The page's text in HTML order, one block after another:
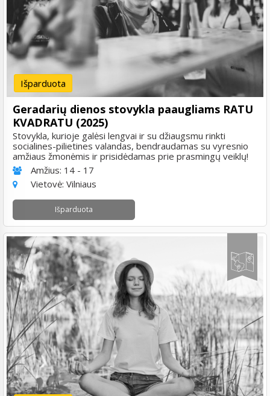
Išparduota
Geradarių dienos stovykla paaugliams RATU
KVADRATU (2025)
Stovykla, kurioje galėsi lengvai ir su džiaugsmu rinkti
socialines-pilietines valandas, bendraudamas su vyresnio
amžiaus žmonėmis ir prisidėdamas prie prasmingų veiklų!
Amžius: 14 - 17
Vietovė: Vilniaus
Išparduota